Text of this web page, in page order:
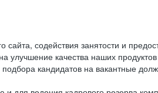
содействия занятости и
качества наших
кандидатов на вакантные